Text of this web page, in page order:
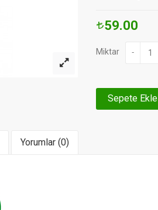
59.00
Miktar -
Sepete Ekle
Yorumlar (0)